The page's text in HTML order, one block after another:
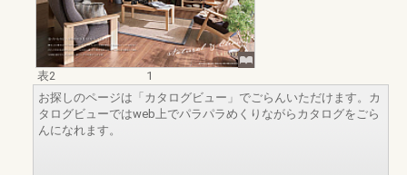
表2
1
お探しのページは「カタログビュー」でごらんいただけます。カ
タログビューではweb上でパラパラめくりながらカタログをごら
んになれます。